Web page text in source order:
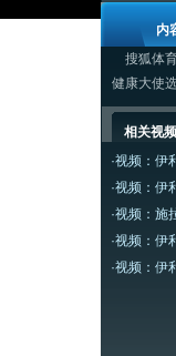
内
搜狐体
健康大使
相关视
·视频：伊
·视频：伊
·视频：施
·视频：伊
·视频：伊